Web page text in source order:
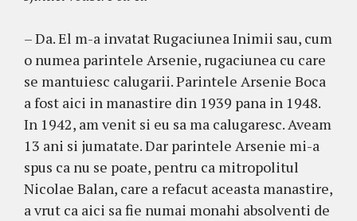
– Da. El m-a invatat Rugaciunea Inimii sau, cum
o numea parintele Arsenie, rugaciunea cu care
se mantuiesc calugarii. Parintele Arsenie Boca
a fost aici in manastire din 1939 pana in 1948.
In 1942, am venit si eu sa ma calugaresc. Aveam
13 ani si jumatate. Dar parintele Arsenie mi-a
spus ca nu se poate, pentru ca mitropolitul
Nicolae Balan, care a refacut aceasta manastire,
a vrut ca aici sa fie numai monahi absolventi de